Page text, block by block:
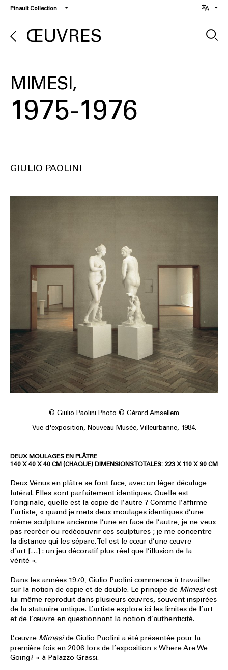
Aller
au
contenu
principal
Pinault Collection
ŒUVRES
MIMESI
1975-1976
GIULIO PAOLINI
© Giulio Paolini Photo © Gérard Amsellem
Vue d'exposition, Nouveau Musée, Villeurbanne, 1984.
DEUX MOULAGES EN PLÂTRE
140 X 40 X 40 CM (CHAQUE) DIMENSIONS TOTALES: 223 X 110 X 90 CM
Deux Vénus en plâtre se font face, avec un léger décalage
latéral. Elles sont parfaitement identiques. Quelle est
l’originale, quelle est la copie de l’autre ? Comme l’affirme
l’artiste, « quand je mets deux moulages identiques d’une
même sculpture ancienne l’une en face de l’autre, je ne veux
pas recréer ou redécouvrir ces sculptures ; je me concentre
la distance qui les sépare. Tel est le cœur d’une œuvre
d’art […] : un jeu décoratif plus réel que l’illusion de la
vérité ».
Dans les années 1970, Giulio Paolini commence à travailler
sur la notion de copie et de double. Le principe de Mimesiest
lui-même reproduit dans plusieurs œuvres, souvent inspirées
de la statuaire antique. L’artiste explore ici les limites de l’art
et de l’œuvre en questionnant la notion d’authenticité.
L’œuvre Mimeside Giulio Paolini a été présentée pour la
première fois en 2006 lors de l’exposition « Where Are We
Going? » à Palazzo Grassi.